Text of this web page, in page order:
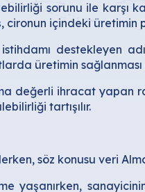
sorunu ile karşı
içindeki üretimin
destekleyen
üretimin
değerli ihracat yapan
tartışılır.
söz konusu veri
yaşanırken,